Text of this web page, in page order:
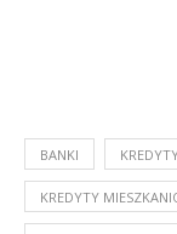
BANKI
KREDYTY